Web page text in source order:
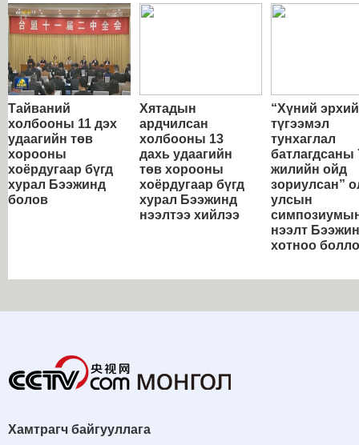
Тайваний
холбооны 11 дэх
удаагийн төв
хорооны
хоёрдугаар бүгд
хурал Бээжинд
болов
Хятадын
ардчилсан
холбооны 13
дахь удаагийн
төв хорооны
хоёрдугаар бүгд
хурал Бээжинд
нээлтээ хийлээ
“Хүний
түгээмэл
тунхаглал
батлагдсаны
жилийн ойд
зориулсан”
улсын
нээлт Бээжин
хотноо
Хамтрагч байгууллага